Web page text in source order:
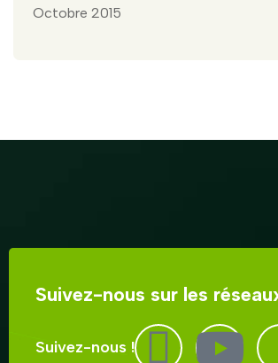
Octobre 2015
Suivez-nous sur les
Suivez-nous !